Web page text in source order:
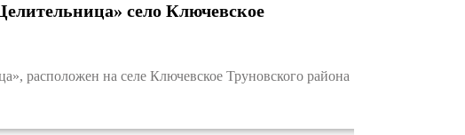
село Ключевское
расположен на селе Ключевское Труновского района